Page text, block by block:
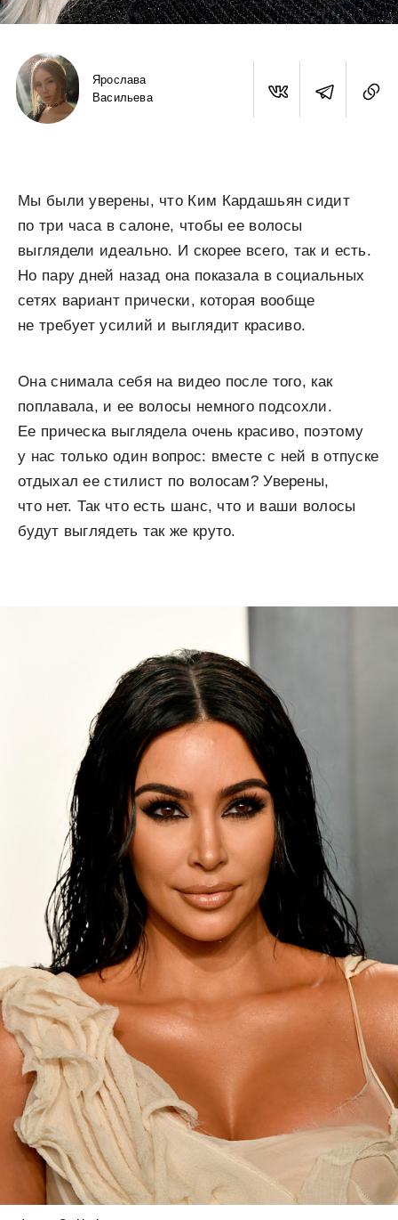
Ярослава
Васильева
Мы были уверены, что Ким Кардашьян сидит
по три часа в салоне, чтобы ее волосы
выглядели идеально. И скорее всего, так и есть.
Но пару дней назад она показала в социальных
сетях вариант прически, которая вообще
не требует усилий и выглядит красиво.
Она снимала себя на видео после того, как
поплавала, и ее волосы немного подсохли.
Ее прическа выглядела очень красиво, поэтому
у нас только один вопрос: вместе с ней в отпуске
отдыхал ее стилист по волосам? Уверены,
что нет. Так что есть шанс, что и ваши волосы
будут выглядеть так же круто.